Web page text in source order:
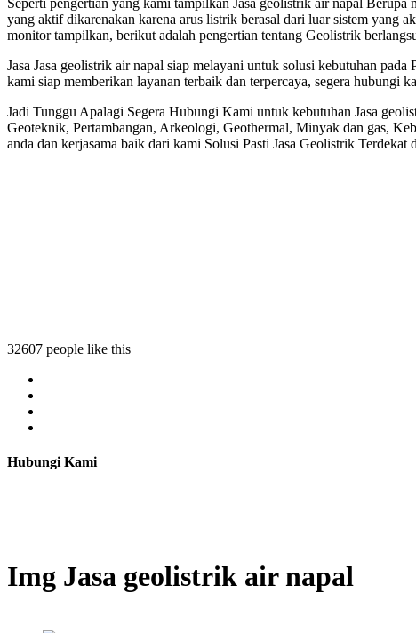
Seperti pengertian yang kami tampilkan Jasa geolistrik air napal
yang aktif dikarenakan karena arus listrik berasal dari luar sistem yang
monitor tampilkan, berikut adalah pengertian tentang Geolistrik
Jasa Jasa geolistrik air napal siap melayani untuk solusi kebutuhan
kami siap memberikan layanan terbaik dan terpercaya, segera hubungi
Jadi Tunggu Apalagi Segera Hubungi Kami untuk kebutuhan Jasa
Geoteknik, Pertambangan, Arkeologi, Geothermal, Minyak dan gas,
anda dan kerjasama baik dari kami Solusi Pasti Jasa Geolistrik Terdekat
32607 people like this
Hubungi Kami
Img Jasa geolistrik air napal